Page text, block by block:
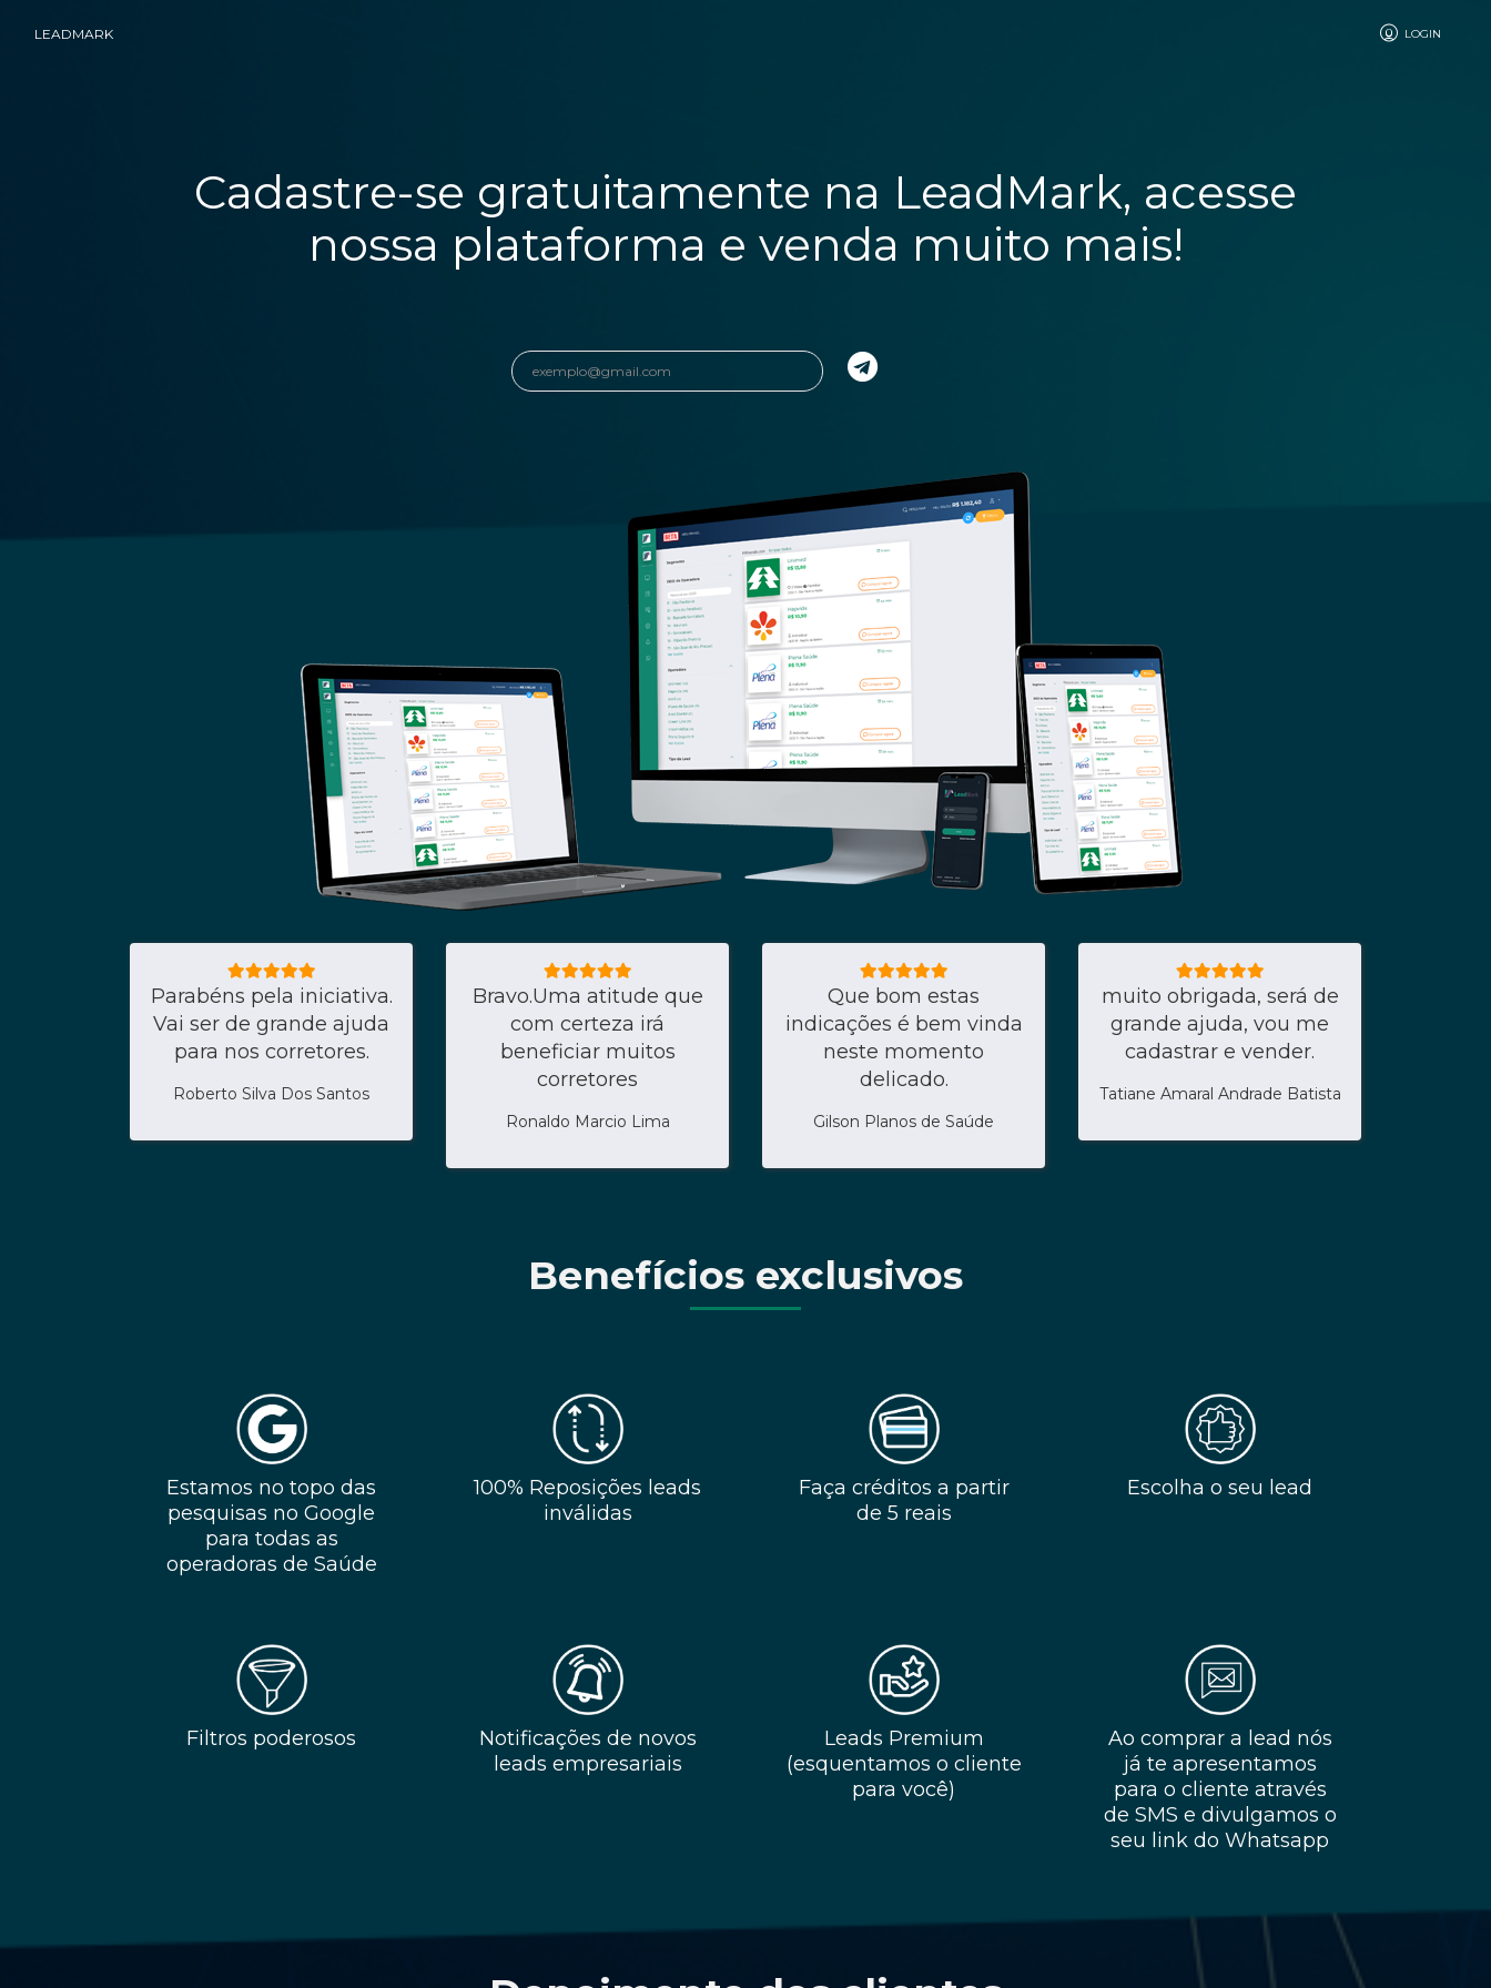
LEADMARK LOGIN
Cadastre-se gratuitamente na LeadMark, acesse
nossa plataforma e venda muito mais!
Parabéns pela iniciativa.
Vai ser de grande ajuda
para nos corretores.
Roberto Silva Dos Santos
Bravo.Uma atitude que
com certeza irá
beneficiar muitos
corretores
Ronaldo Marcio Lima
Que bom estas
indicações é bem vinda
neste momento
delicado.
Gilson Planos de Saúde
muito obrigada, será de
grande ajuda, vou me
cadastrar e vender.
Tatiane Amaral Andrade Batista
Benefícios exclusivos
Estamos no topo das
pesquisas no Google
para todas as
operadoras de Saúde
100% Reposições leads
inválidas
Faça créditos a partir
de 5 reais
Escolha o seu lead
Filtros poderosos
Notificações de novos
leads empresariais
Leads Premium
(esquentamos o cliente
para você)
Ao comprar a lead nós
já te apresentamos
para o cliente através
de SMS e divulgamos o
seu link do Whatsapp